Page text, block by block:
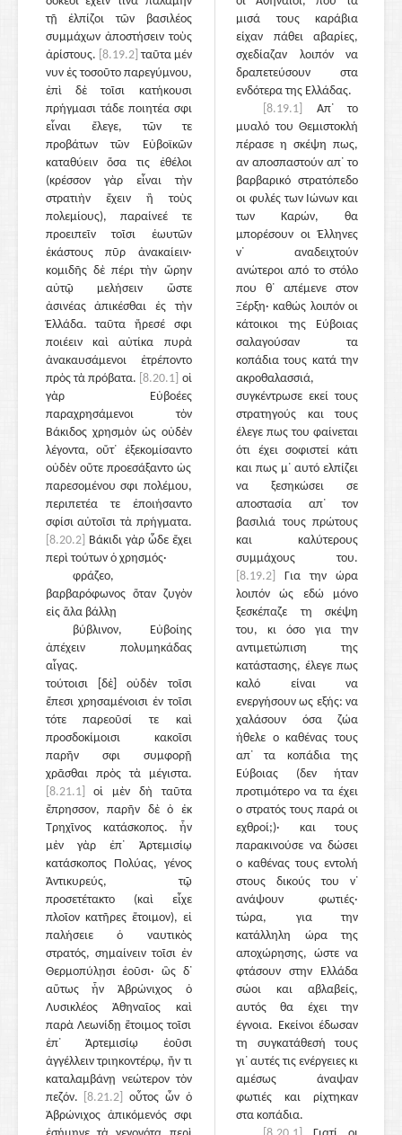
τῇ ἐλπίζοι τῶν βασιλέος
συμμάχων ἀποστήσειν τοὺς
ἀρίστους. [8.19.2] ταῦτα μέν
νυν ἐς τοσοῦτο παρεγύμνου,
ἐπὶ δὲ τοῖσι κατήκουσι
πρήγμασι τάδε ποιητέα σφι
εἶναι ἔλεγε, τῶν τε
προβάτων τῶν Εὐβοϊκῶν
καταθύειν ὅσα τις ἐθέλοι
(κρέσσον γὰρ εἶναι τὴν
στρατιὴν ἔχειν ἢ τοὺς
πολεμίους), παραίνεέ τε
προειπεῖν τοῖσι ἑωυτῶν
ἑκάστους πῦρ ἀνακαίειν·
κομιδῆς δὲ πέρι τὴν ὥρην
αὐτῷ μελήσειν ὥστε
ἀσινέας ἀπικέσθαι ἐς τὴν
Ἑλλάδα. ταῦτα ἤρεσέ σφι
ποιέειν καὶ αὐτίκα πυρὰ
ἀνακαυσάμενοι ἐτρέποντο
πρὸς τὰ πρόβατα. [8.20.1] οἱ
γὰρ Εὐβοέες
παραχρησάμενοι τὸν
Βάκιδος χρησμὸν ὡς οὐδὲν
λέγοντα, οὔτ᾽ ἐξεκομίσαντο
οὐδὲν οὔτε προεσάξαντο ὡς
παρεσομένου σφι πολέμου,
περιπετέα τε ἐποιήσαντο
σφίσι αὐτοῖσι τὰ πρήγματα.
[8.20.2] Βάκιδι γὰρ ὧδε ἔχει
περὶ τούτων ὁ χρησμός·
φράζεο,
βαρβαρόφωνος ὅταν ζυγὸν
εἰς ἅλα βάλλῃ
βύβλινον, Εὐβοίης
ἀπέχειν πολυμηκάδας
αἶγας.
τούτοισι [δὲ] οὐδὲν τοῖσι
ἔπεσι χρησαμένοισι ἐν τοῖσι
τότε παρεοῦσί τε καὶ
προσδοκίμοισι κακοῖσι
παρῆν σφι συμφορῇ
χρᾶσθαι πρὸς τὰ μέγιστα.
[8.21.1]
οἱ μὲν δὴ ταῦτα
ἔπρησσον, παρῆν δὲ ὁ ἐκ
Τρηχῖνος κατάσκοπος. ἦν
μὲν γὰρ ἐπ᾽ Ἀρτεμισίῳ
κατάσκοπος Πολύας, γένος
Ἀντικυρεύς, τῷ
προσετέτακτο (καὶ εἶχε
πλοῖον κατῆρες ἕτοιμον), εἰ
παλήσειε ὁ ναυτικὸς
στρατός, σημαίνειν τοῖσι ἐν
Θερμοπύλῃσι ἐοῦσι· ὣς δ᾽
αὕτως ἦν Ἀβρώνιχος ὁ
Λυσικλέος Ἀθηναῖος καὶ
παρὰ Λεωνίδῃ ἕτοιμος τοῖσι
ἐπ᾽ Ἀρτεμισίῳ ἐοῦσι
ἀγγέλλειν τριηκοντέρῳ, ἤν τι
καταλαμβάνῃ νεώτερον τὸν
πεζόν.
[8.21.2]
οὗτος ὦν ὁ
Ἀβρώνιχος ἀπικόμενός σφι
μισά τους καράβια
είχαν πάθει αβαρίες,
σχεδίαζαν λοιπόν να
δραπετεύσουν στα
ενδότερα της Ελλάδας.
[8.19.1]
Απ᾽ το
μυαλό του Θεμιστοκλή
πέρασε η σκέψη πως,
αν αποσπαστούν απ᾽ το
βαρβαρικό στρατόπεδο
οι φυλές των Ιώνων και
των Καρών, θα
μπορέσουν οι Έλληνες
ν᾽ αναδειχτούν
ανώτεροι από το στόλο
που θ᾽ απέμενε στον
Ξέρξη· καθώς λοιπόν οι
κάτοικοι της Εύβοιας
σαλαγούσαν τα
κοπάδια τους κατά την
ακροθαλασσιά,
συγκέντρωσε εκεί τους
στρατηγούς και τους
έλεγε πως του φαίνεται
ότι έχει σοφιστεί κάτι
και πως μ᾽ αυτό ελπίζει
να ξεσηκώσει σε
αποστασία απ᾽ τον
βασιλιά τους πρώτους
και καλύτερους
συμμάχους του.
[8.19.2]
Για την ώρα
λοιπόν ώς εδώ μόνο
ξεσκέπαζε τη σκέψη
του, κι όσο για την
αντιμετώπιση της
κατάστασης, έλεγε πως
καλό είναι να
ενεργήσουν ως εξής: να
χαλάσουν όσα ζώα
ήθελε ο καθένας τους
απ᾽ τα κοπάδια της
Εύβοιας (δεν ήταν
προτιμότερο να τα έχει
ο στρατός τους παρά οι
εχθροί;)· και τους
παρακινούσε να δώσει
ο καθένας τους εντολή
στους δικούς του ν᾽
ανάψουν φωτιές·
τώρα, για την
κατάλληλη ώρα της
αποχώρησης, ώστε να
φτάσουν στην Ελλάδα
σώοι και αβλαβείς,
αυτός θα έχει την
έγνοια. Εκείνοι έδωσαν
τη συγκατάθεσή τους
γι᾽ αυτές τις ενέργειες κι
αμέσως άναψαν
φωτιές και ρίχτηκαν
στα κοπάδια.